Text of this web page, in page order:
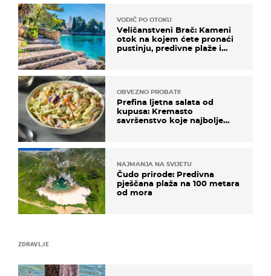
ZDRAVLJE
VODIČ PO OTOKU
Veličanstveni Brač: Kameni
otok na kojem ćete pronaći
pustinju, predivne plaže i
OBVEZNO PROBATI!
Prefina ljetna salata od
kupusa: Kremasto
savršenstvo koje najbolje
NAJMANJA NA SVIJETU
Čudo prirode: Predivna
pješčana plaža na 100 metara
od mora